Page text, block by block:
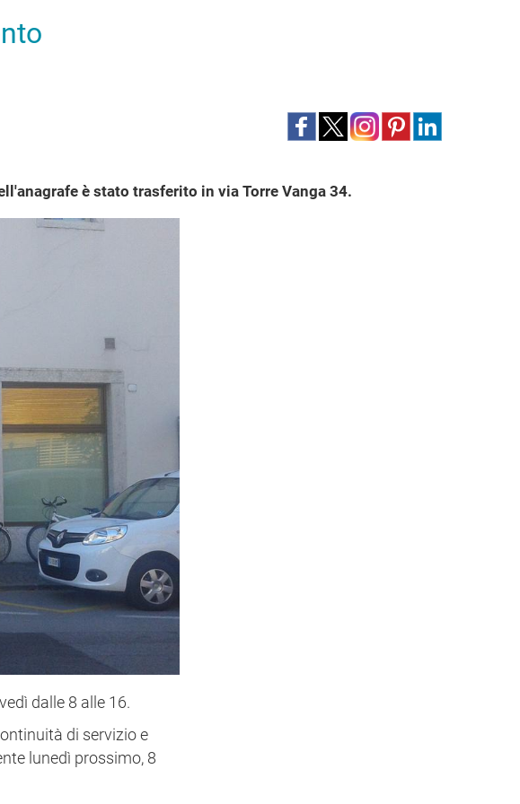
è stato trasferito in via Torre Vanga 34.
dalle 8 alle 16.
di servizio e
lunedì prossimo, 8